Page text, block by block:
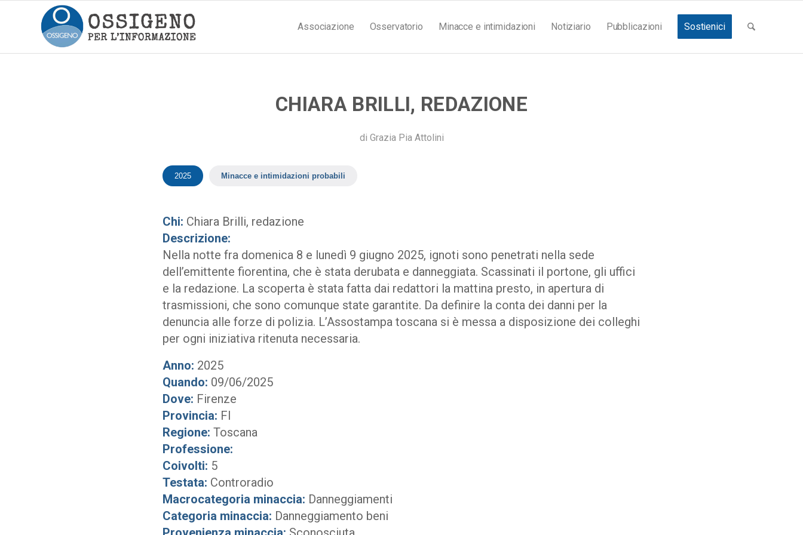
Associazione Osservatorio Minacce e intimidazioni Notiziario Pubblicazioni Sostienici
CHIARA BRILLI, REDAZIONE
di Grazia Pia Attolini
2025 Minacce e intimidazioni probabili
Chi: Chiara Brilli, redazione
Descrizione:
Nella notte fra domenica 8 e lunedì 9 giugno 2025, ignoti sono penetrati nella sede
dell’emittente fiorentina, che è stata derubata e danneggiata. Scassinati il portone, gli uffici
e la redazione. La scoperta è stata fatta dai redattori la mattina presto, in apertura di
trasmissioni, che sono comunque state garantite. Da definire la conta dei danni per la
denuncia alle forze di polizia. L’Assostampa toscana si è messa a disposizione dei colleghi
per ogni iniziativa ritenuta necessaria.
Anno: 2025
Quando: 09/06/2025
Dove: Firenze
Provincia: FI
Regione: Toscana
Professione:
Coivolti: 5
Testata: Controradio
Macrocategoria minaccia: Danneggiamenti
Categoria minaccia: Danneggiamento beni